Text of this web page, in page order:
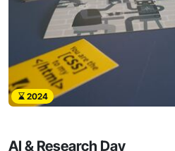
2024
AI & Research Day